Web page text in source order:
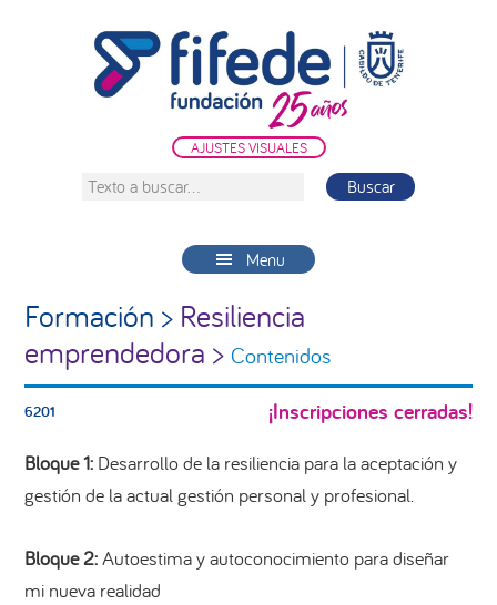
AJUSTES VISUALES
Texto
Menu
Formación > Resiliencia
emprendedora >Contenidos
6201 ¡Inscripciones cerradas!
Bloque 1: Desarrollo de la resiliencia para la aceptación y
gestión de la actual gestión personal y profesional.
Bloque 2:Autoestima y autoconocimiento para diseñar
mi nueva realidad